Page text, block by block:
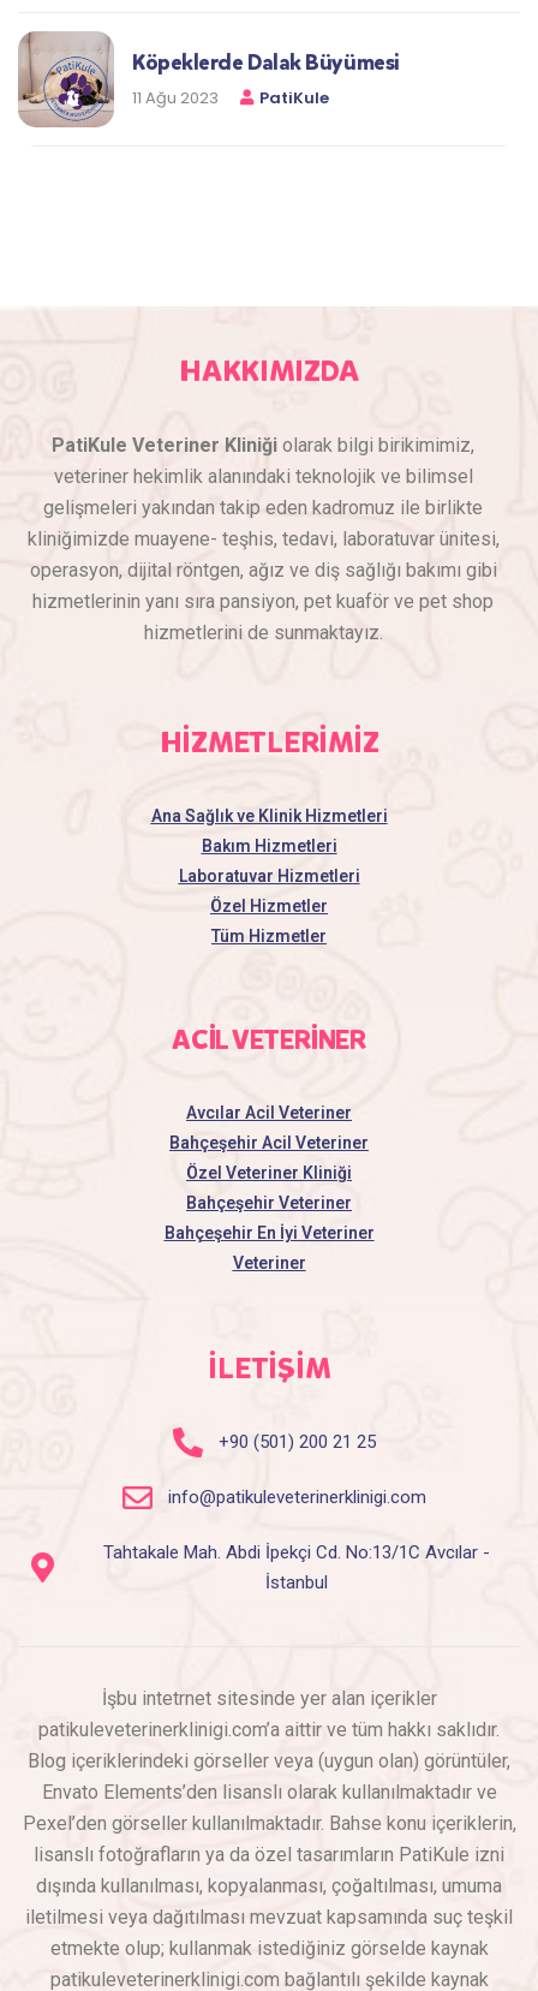
Köpeklerde Dalak Büyümesi
11 Ağu 2023 PatiKule
HAKKIMIZDA
PatiKule Veteriner Kliniği olarak bilgi birikimimiz,
veteriner hekimlik alanındaki teknolojik ve bilimsel
gelişmeleri yakından takip eden kadromuz ile birlikte
kliniğimizde muayene- teşhis, tedavi, laboratuvar ünitesi,
operasyon, dijital röntgen, ağız ve diş sağlığı bakımı gibi
hizmetlerinin yanı sıra pansiyon, pet kuaför ve pet shop
hizmetlerini de sunmaktayız.
HİZMETLERİMİZ
Ana Sağlık ve Klinik Hizmetleri
Bakım Hizmetleri
Laboratuvar Hizmetleri
Özel Hizmetler
Tüm Hizmetler
ACİL VETERİNER
Avcılar Acil Veteriner
Bahçeşehir Acil Veteriner
Özel Veteriner Kliniği
Bahçeşehir Veteriner
Bahçeşehir En İyi Veteriner
Veteriner
İLETİŞİM
+90 (501) 200 21 25
info@patikuleveterinerklinigi.com
Tahtakale Mah. Abdi İpekçi Cd. No:13/1C Avcılar -
İstanbul
İşbu intetrnet sitesinde yer alan içerikler
patikuleveterinerklinigi.com’a aittir ve tüm hakkı saklıdır.
Blog içeriklerindeki görseller veya (uygun olan) görüntüler,
Envato Elements’den lisanslı olarak kullanılmaktadır ve
Pexel’den görseller kullanılmaktadır. Bahse konu içeriklerin,
lisanslı fotoğrafların ya da özel tasarımların PatiKule izni
dışında kullanılması, kopyalanması, çoğaltılması, umuma
iletilmesi veya dağıtılması mevzuat kapsamında suç teşkil
etmekte olup; kullanmak istediğiniz görselde kaynak
patikuleveterinerklinigi.com bağlantılı şekilde kaynak